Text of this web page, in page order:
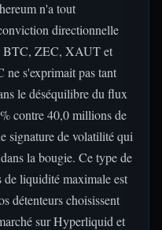
n'a tout
directionnelle
BTC, ZEC, XAUT et
s'exprimait pas tant
le déséquilibre du flux
contre 40,0 millions de
signature de volatilité qui
la bougie. Ce type de
liquidité maximale est
détenteurs choisissent
sur Hyperliquid et